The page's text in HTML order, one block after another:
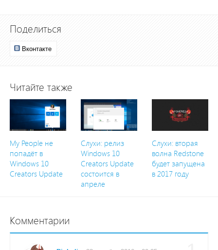
Поделиться
Вконтакте
Читайте также
My People не
попадёт в
Windows 10
Creators Update
Слухи: релиз
Windows 10
Creators Update
состоится в
апреле
Слухи: вторая
волна Redstone
будет запущена
в 2017 году
Комментарии